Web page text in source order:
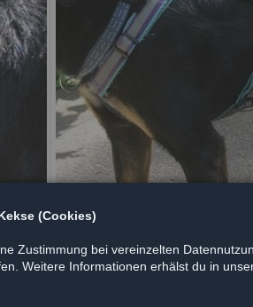
(Cookies)
Zustimmung bei vereinzelten
Weitere Informationen erhälst du in